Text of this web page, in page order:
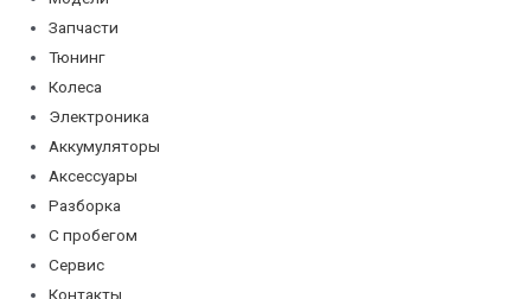
Запчасти
Тюнинг
Колеса
Электроника
Аккумуляторы
Аксессуары
Разборка
С пробегом
Сервис
Контакты